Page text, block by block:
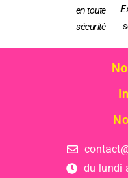
en toute
sécurité
du lundi